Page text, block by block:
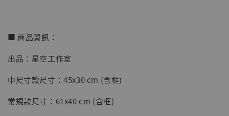
【店內現貨】七龍珠 系列蒐藏雕像 悟空 鳥山
明紀念款 [奇蹟工作室]
NT$ 5,580
■ 商品資訊：
出品：星空工作室
中尺寸款尺寸：45x30 cm (含框)
常規款尺寸：61x40 cm (含框)